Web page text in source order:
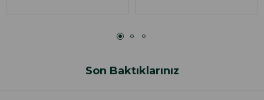
Son Baktıklarınız